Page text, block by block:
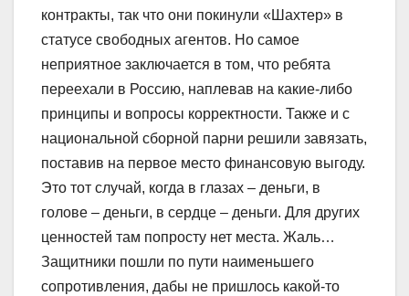
контракты, так что они покинули «Шахтер» в
статусе свободных агентов. Но самое
неприятное заключается в том, что ребята
переехали в Россию, наплевав на какие-либо
принципы и вопросы корректности. Также и с
национальной сборной парни решили завязать,
поставив на первое место финансовую выгоду.
Это тот случай, когда в глазах – деньги, в
голове – деньги, в сердце – деньги. Для других
ценностей там попросту нет места. Жаль…
Защитники пошли по пути наименьшего
сопротивления, дабы не пришлось какой-то